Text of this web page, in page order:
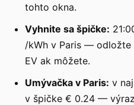
tohto okna.
Vyhnite sa špičke:
/kWh v Paris — odložte
EV ak môžete.
Umývačka v Paris: v
v špičke € 0.24 —